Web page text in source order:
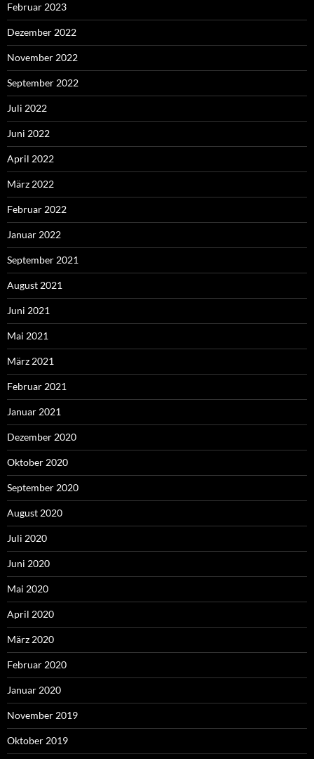
Februar 2023
Dezember 2022
November 2022
September 2022
Juli 2022
Juni 2022
April 2022
März 2022
Februar 2022
Januar 2022
September 2021
August 2021
Juni 2021
Mai 2021
März 2021
Februar 2021
Januar 2021
Dezember 2020
Oktober 2020
September 2020
August 2020
Juli 2020
Juni 2020
Mai 2020
April 2020
März 2020
Februar 2020
Januar 2020
November 2019
Oktober 2019